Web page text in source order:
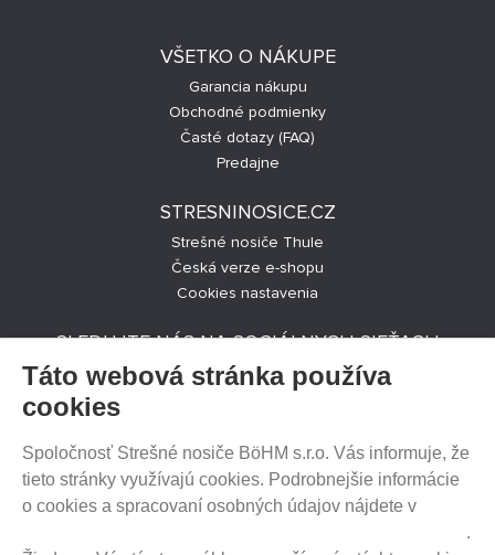
VŠETKO O NÁKUPE
Garancia nákupu
Obchodné podmienky
Časté dotazy (FAQ)
Predajne
STRESNINOSICE.CZ
Strešné nosiče Thule
Česká verze e-shopu
Cookies nastavenia
SLEDUJTE NÁS NA SOCIÁLNYCH SIEŤACH
PREDAJ NA SPLÁTKY
Táto webová stránka používa
cookies
Spoločnosť Strešné nosiče BöHM s.r.o. Vás informuje, že
tieto stránky využívajú cookies. Podrobnejšie informácie
o cookies a spracovaní osobných údajov nájdete v
.